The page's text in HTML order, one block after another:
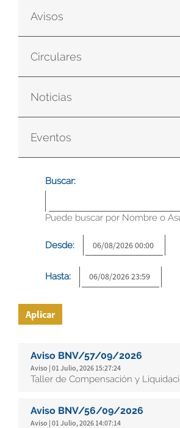
Avisos
Circulares
Noticias
Eventos
Buscar:
Puede buscar por Nombre o
Desde:
Hasta:
Aplicar
Aviso BNV/57/09/2026
Aviso | 01 Julio, 2026 15:27:24
Taller de Compensación y
Aviso BNV/56/09/2026
Aviso | 01 Julio, 2026 14:07:14